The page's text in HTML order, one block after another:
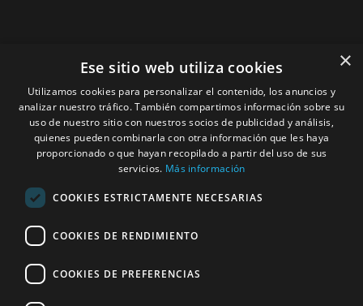
Correo electrónico:info@bcndesatascos.es
Dirección:
C. de Guipúscoa, 144, 5º 2ª Sant Martí, Barcelona 08020
: lunes, martes, miércoles, jueves, viernes, sábado,
domingo
00:00 – 24:00
Servicio al cliente :+34 933 132 878
Servicio al cliente :+34 608 229 902
×
Ese sitio web utiliza cookies
Utilizamos cookies para personalizar el contenido, los anuncios y
analizar nuestro tráfico. También compartimos información sobre su
uso de nuestro sitio con nuestros socios de publicidad y análisis,
quienes pueden combinarla con otra información que les haya
proporcionado o que hayan recopilado a partir del uso de sus
servicios. Más información
COOKIES ESTRICTAMENTE NECESARIAS
COOKIES DE RENDIMIENTO
COOKIES DE PREFERENCIAS